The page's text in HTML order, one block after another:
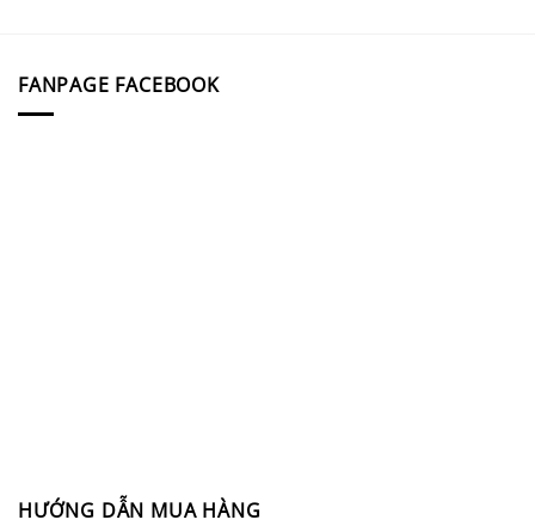
FANPAGE FACEBOOK
HƯỚNG DẪN MUA HÀNG